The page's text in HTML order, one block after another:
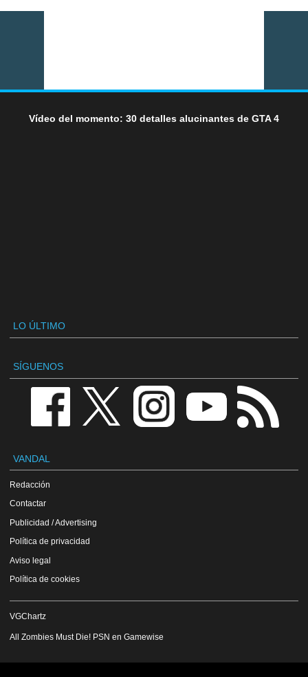
Vídeo del momento: 30 detalles alucinantes de GTA 4
LO ÚLTIMO
SÍGUENOS
VANDAL
Redacción
Contactar
Publicidad / Advertising
Política de privacidad
Aviso legal
Política de cookies
VGChartz
All Zombies Must Die! PSN en Gamewise